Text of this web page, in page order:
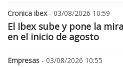
Cronica ibex- 03/08/2026 10:59
El Ibex sube y pone la
en el inicio de agosto
Empresas - 03/08/2026 10:55